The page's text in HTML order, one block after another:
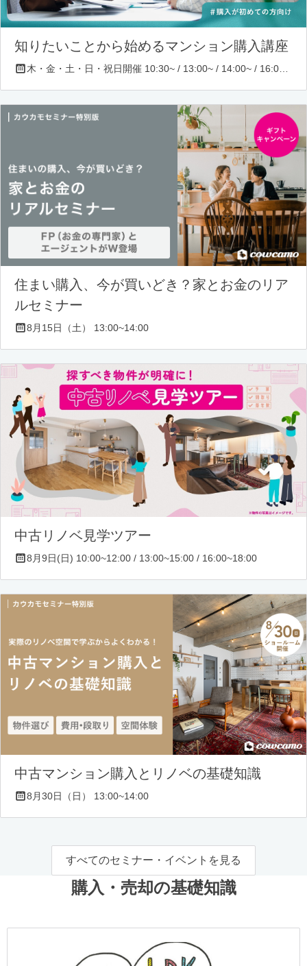
知りたいことから始めるマンション購入講座
住まい購入、今が買いどき？家とお金のリア
ルセミナー
8月15日（土） 13:00~14:00
中古リノベ見学ツアー
8月9日(日) 10:00~12:00 / 13:00~15:00 / 16:00~18:00
中古マンション購入とリノベの基礎知識
8月30日（日） 13:00~14:00
すべてのセミナー・イベントを見る
購入・売却の基礎知識